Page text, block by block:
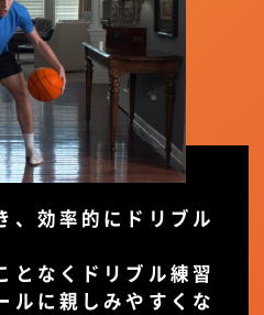
、効率的にドリブル
となくドリブル練習
ルに親しみやすくな